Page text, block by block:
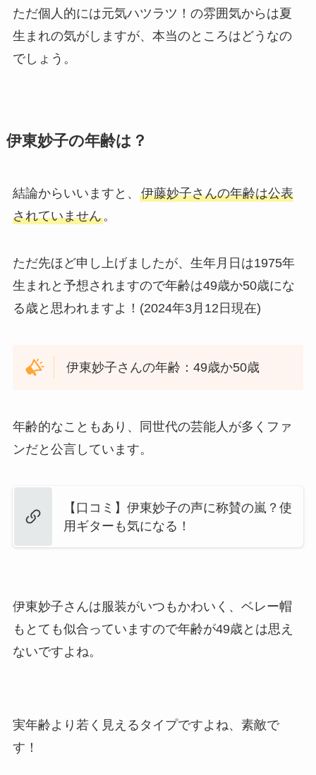
ただ個人的には元気ハツラツ！の雰囲気からは夏
生まれの気がしますが、本当のところはどうなの
でしょう。
伊東妙子の年齢は？
結論からいいますと、 伊藤妙子さんの年齢は公表
されていません。
ただ先ほど申し上げましたが、生年月日は1975年
生まれと予想されますので年齢は49歳か50歳にな
る歳と思われますよ！(2024年3月12日現在)
伊東妙子さんの年齢：49歳か50歳
年齢的なこともあり、同世代の芸能人が多くファ
ンだと公言しています。
【口コミ】伊東妙子の声に称賛の嵐？使
用ギターも気になる！
伊東妙子さんは服装がいつもかわいく、ベレー帽
もとても似合っていますので年齢が49歳とは思え
ないですよね。
実年齢より若く見えるタイプですよね、素敵で
す！